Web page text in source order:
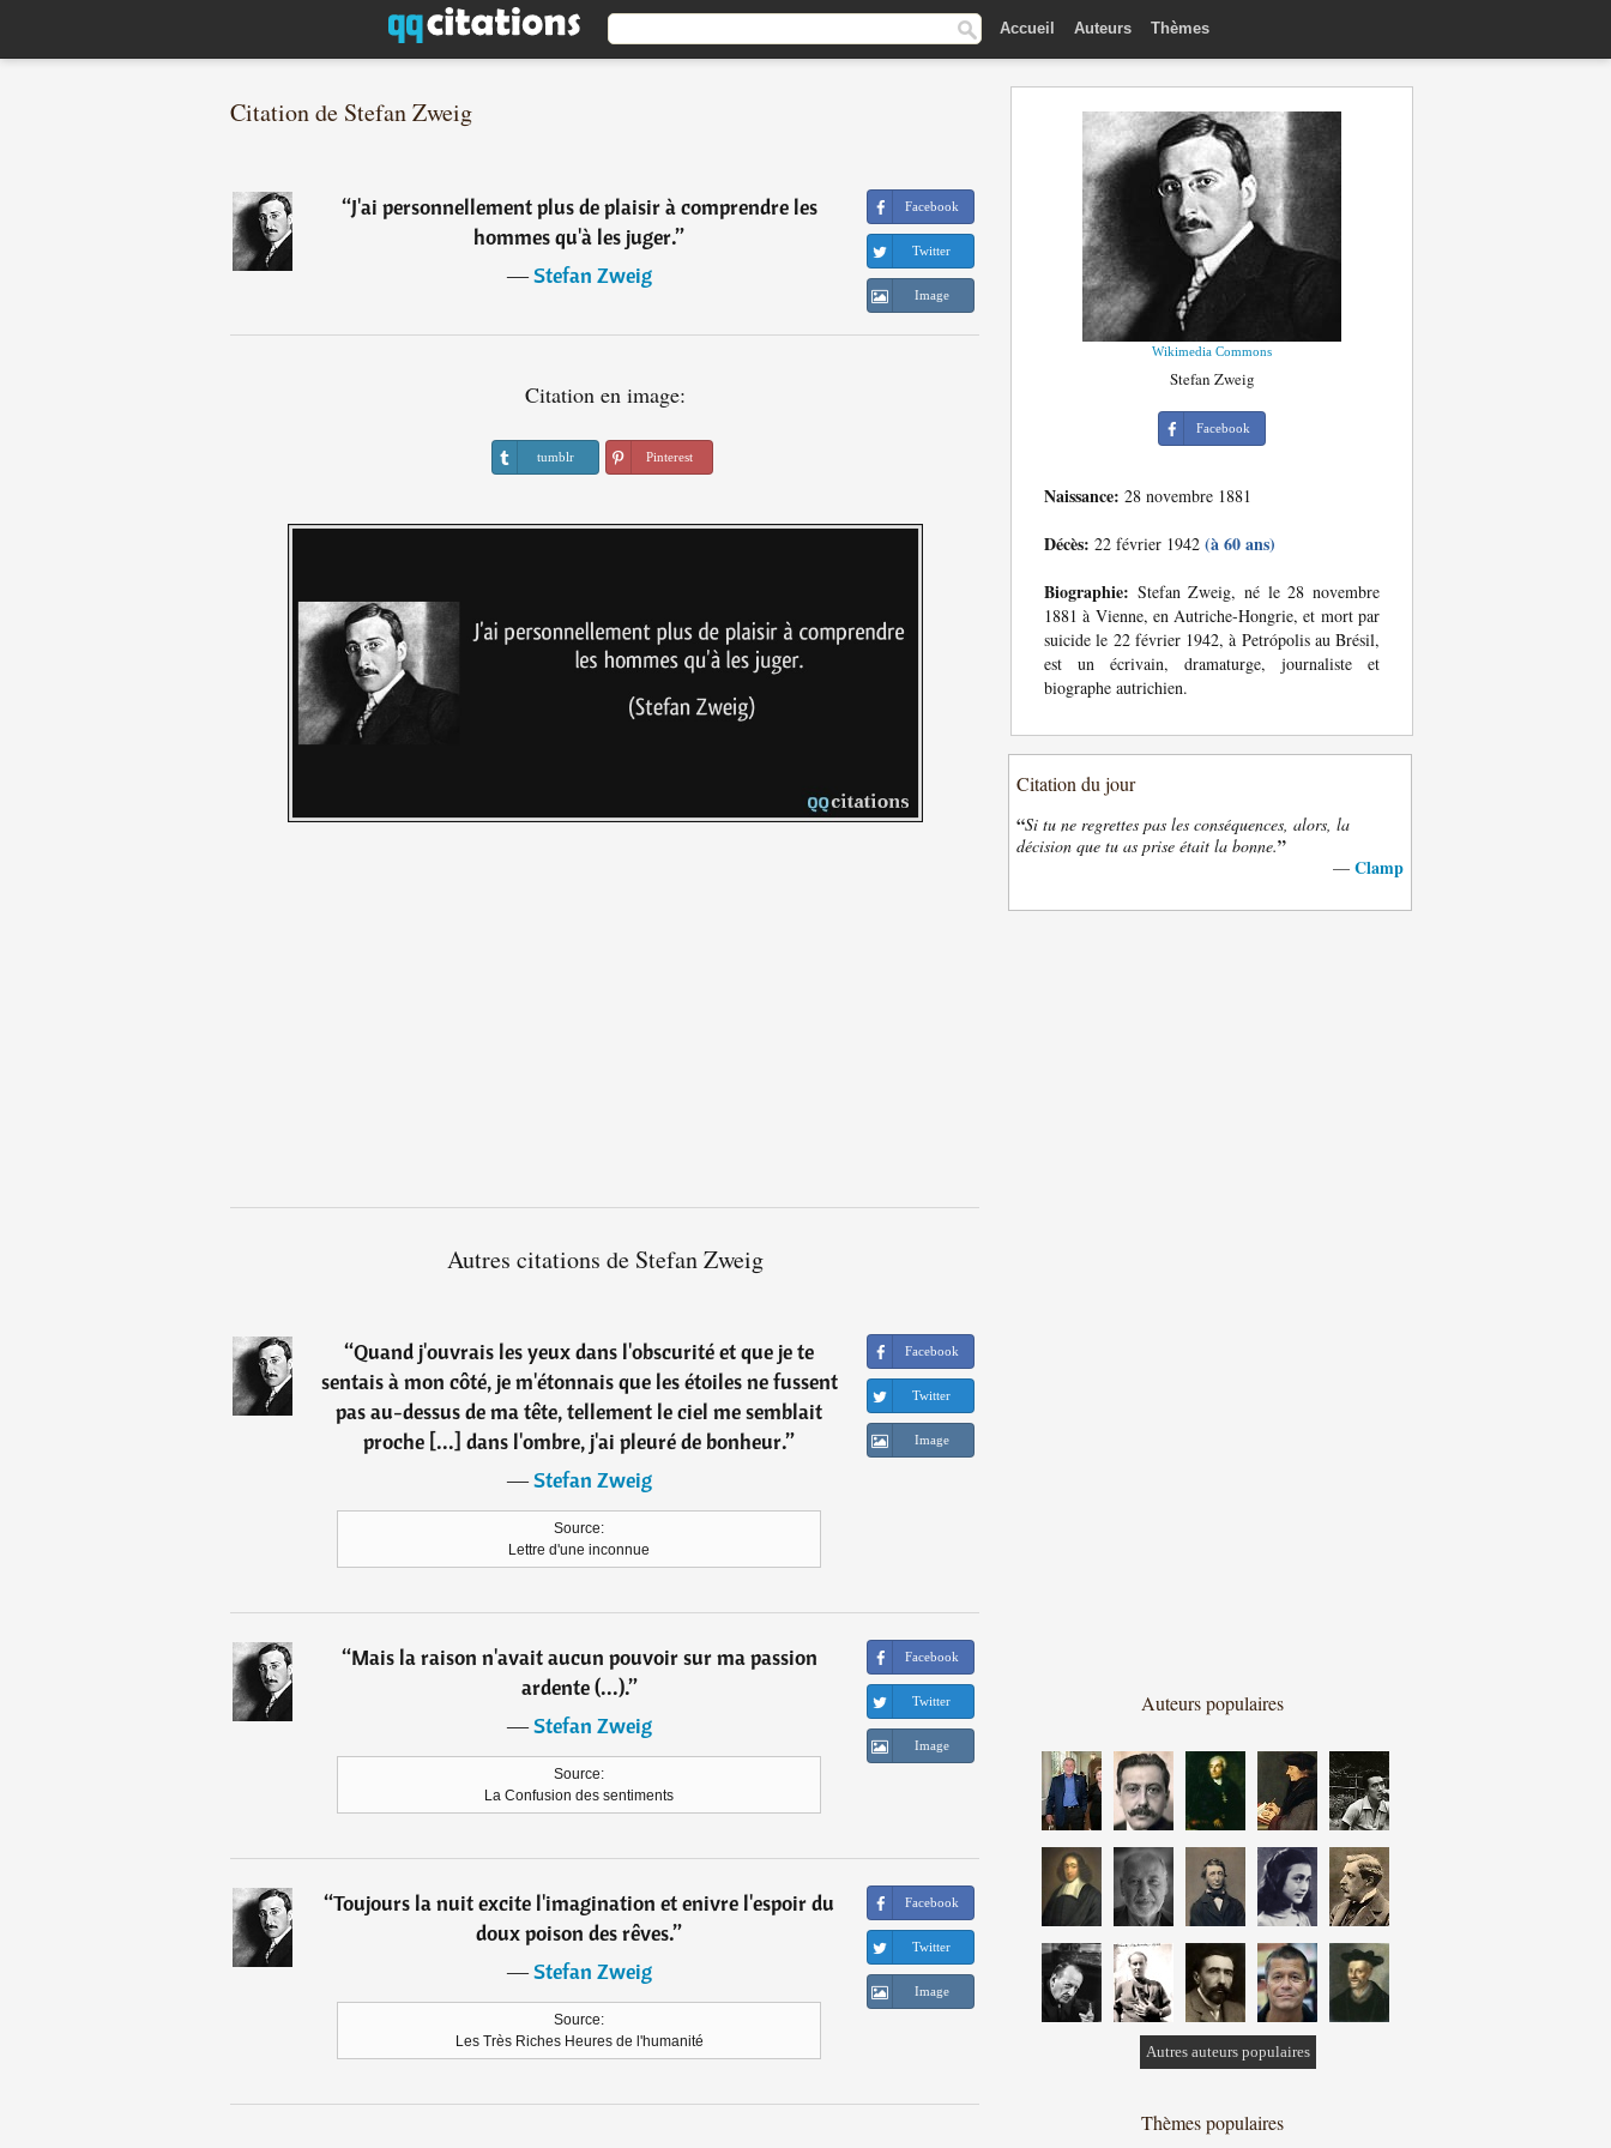
Accueil Auteurs Thèmes
Citation de Stefan Zweig
“J'ai personnellement plus de plaisir à comprendre les
hommes qu'à les juger.”
―Stefan Zweig
Facebook
Twitter
Image
Citation en image:
tumblr Pinterest
Autres citations de Stefan Zweig
“Quand j'ouvrais les yeux dans l'obscurité et que je te
sentais à mon côté, je m'étonnais que les étoiles ne fussent
pas au-dessus de ma tête, tellement le ciel me semblait
proche [...] dans l'ombre, j'ai pleuré de bonheur.”
―Stefan Zweig
Source:
Lettre d'une inconnue
Facebook
Twitter
Image
“Mais la raison n'avait aucun pouvoir sur ma passion
ardente (...).”
―Stefan Zweig
Source:
La Confusion des sentiments
Facebook
Twitter
Image
“Toujours la nuit excite l'imagination et enivre l'espoir du
doux poison des rêves.”
―Stefan Zweig
Source:
Les Très Riches Heures de l'humanité
Facebook
Twitter
Image
Wikimedia Commons
Stefan Zweig
Facebook
Naissance: 28 novembre 1881
Décès: 22 février 1942 (à 60 ans)
Biographie: Stefan Zweig, né le 28 novembre
1881 à Vienne, en Autriche-Hongrie, et mort par
suicide le 22 février 1942, à Petrópolis au Brésil,
est un écrivain, dramaturge, journaliste et
biographe autrichien.
Citation du jour
“Si tu ne regrettes pas les conséquences, alors, la
décision que tu as prise était la bonne.”
— Clamp
Auteurs populaires
Autres auteurs populaires
Thèmes populaires